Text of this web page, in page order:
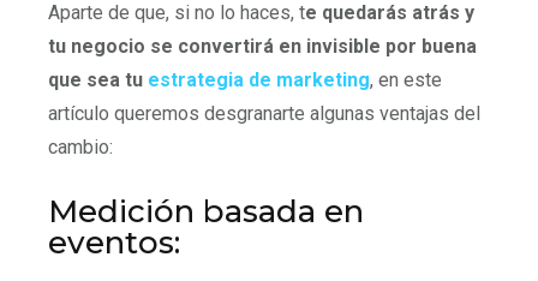
Aparte de que, si no lo haces, te quedarás atrás y
tu negocio se convertirá en invisible por buena
que sea tu estrategia de marketing, en este
artículo queremos desgranarte algunas ventajas del
cambio:
Medición basada en
eventos: